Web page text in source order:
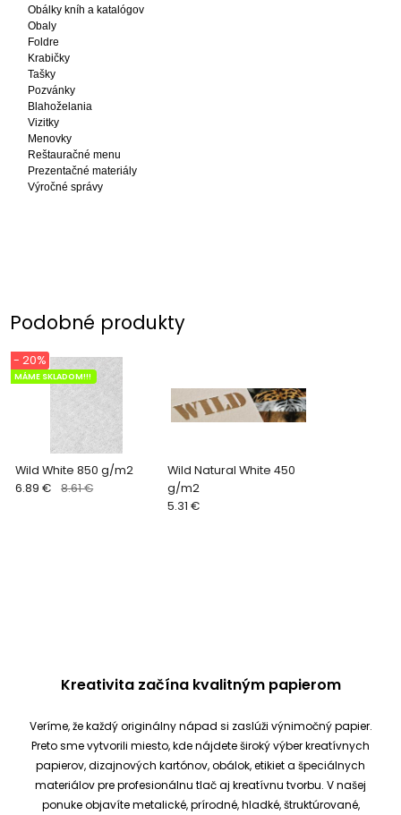
Obálky kníh a katalógov
Obaly
Foldre
Krabičky
Tašky
Pozvánky
Blahoželania
Vizitky
Menovky
Reštauračné menu
Prezentačné materiály
Výročné správy
Podobné produkty
Wild White 850 g/m2
MÁME SKLADOM!!!
- 20%
6.89 € 8.61 €
Wild Natural White 450
g/m2
5.31 €
Kreativita začína kvalitným papierom
Veríme, že každý originálny nápad si zaslúži výnimočný papier.
Preto sme vytvorili miesto, kde nájdete široký výber kreatívnych
papierov, dizajnových kartónov, obálok, etikiet a špeciálnych
materiálov pre profesionálnu tlač aj kreatívnu tvorbu. V našej
ponuke objavíte metalické, prírodné, hladké, štruktúrované,